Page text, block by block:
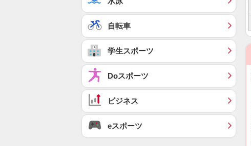
自転車
学生スポーツ
Doスポーツ
ビジネス
eスポーツ